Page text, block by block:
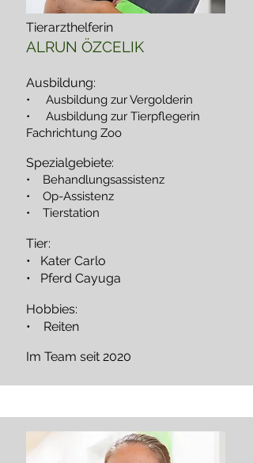
Tierarzthelferin
ALRUN ÖZCELIK
Ausbildung:
• Ausbildung zur Vergolderin
• Ausbildung zur Tierpflegerin
Fachrichtung Zoo
Spezialgebiete:
• Behandlungsassistenz
• Op-Assistenz
• Tierstation
Tier:
• Kater Carlo
• Pferd Cayuga
Hobbies:
• Reiten​
Im Team seit 2020